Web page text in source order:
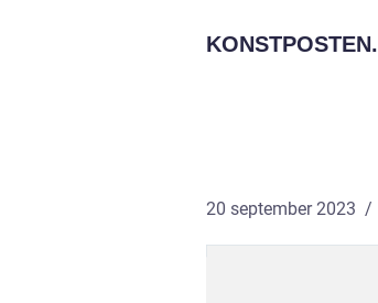
KONSTPOSTEN.
20 september 2023